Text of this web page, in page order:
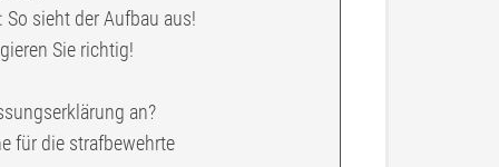
sieht der Aufbau aus!
Sie richtig!
an?
für die strafbewehrte